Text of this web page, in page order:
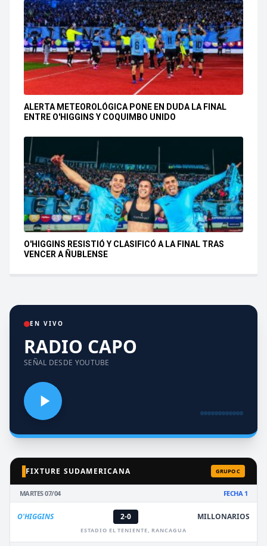
ALERTA METEOROLÓGICA PONE EN DUDA LA FINAL
ENTRE O'HIGGINS Y COQUIMBO UNIDO
O'HIGGINS RESISTIÓ Y CLASIFICÓ A LA FINAL TRAS
VENCER A ÑUBLENSE
EN VIVO
RADIO CAPO
SEÑAL DESDE YOUTUBE
FIXTURE SUDAMERICANA GRUPO C
MARTES 07/04 FECHA 1
O'HIGGINS 2-0 MILLONARIOS
ESTADIO EL TENIENTE, RANCAGUA